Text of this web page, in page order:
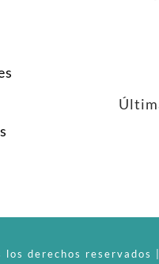
los derechos reservados